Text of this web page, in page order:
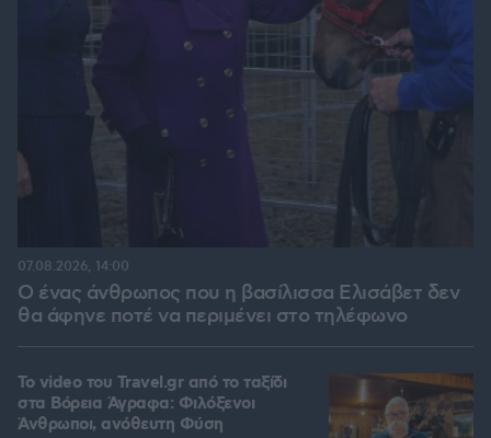
Ο ένας άνθρωπος που η βασίλισσα Ελισάβετ δεν
θα άφηνε ποτέ να περιμένει στο τηλέφωνο
07.08.2026, 14:00
To video του Travel.gr από το ταξίδι
στα Βόρεια Άγραφα: Φιλόξενοι
Άνθρωποι, ανόθευτη Φύση